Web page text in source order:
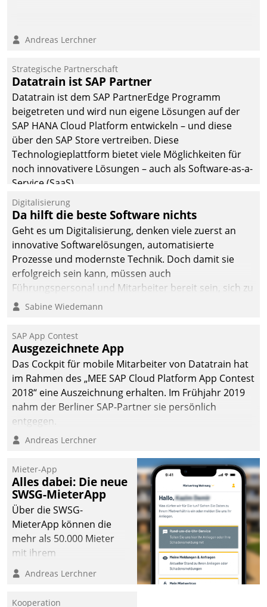
Andreas Lerchner
Strategische Partnerschaft
Datatrain ist SAP Partner
Datatrain ist dem SAP PartnerEdge Programm
beigetreten und wird nun eigene Lösungen auf der
SAP HANA Cloud Platform entwickeln – und diese
über den SAP Store vertreiben. Diese
Technologieplattform bietet viele Möglichkeiten für
noch innovativere Lösungen – auch als Software-as-a-
Service (SaaS).
Digitalisierung
Da hilft die beste Software nichts
Geht es um Digitalisierung, denken viele zuerst an
innovative Softwarelösungen, automatisierte
Prozesse und modernste Technik. Doch damit sie
erfolgreich sein kann, müssen auch
Führungspersonal und Mitarbeiter bereit sein, sich zu
verändern und anzupassen, sonst werden sie an ihr
Sabine Wiedemann
SAP App Contest
Ausgezeichnete App
Das Cockpit für mobile Mitarbeiter von Datatrain hat
im Rahmen des „MEE SAP Cloud Platform App Contest
2018“ eine Auszeichnung erhalten. Im Frühjahr 2019
nahm der Berliner SAP-Partner sie persönlich
entgegen.
Andreas Lerchner
Mieter-App
Alles dabei: Die neue
SWSG-MieterApp
Über die SWSG-
MieterApp können die
mehr als 50.000 Mieter
mit ihrem
Wohnungsunternehmen
kommunizieren, auf dem
Andreas Lerchner
Kooperation